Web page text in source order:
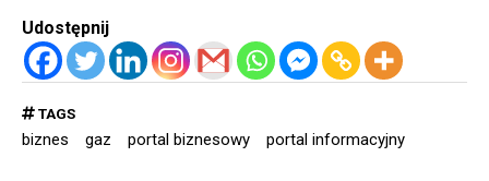
Udostępnij
TAGS
biznes gaz portal biznesowy portal informacyjny